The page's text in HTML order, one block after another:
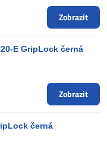
Zobrazit
E GripLock černá
Zobrazit
černá